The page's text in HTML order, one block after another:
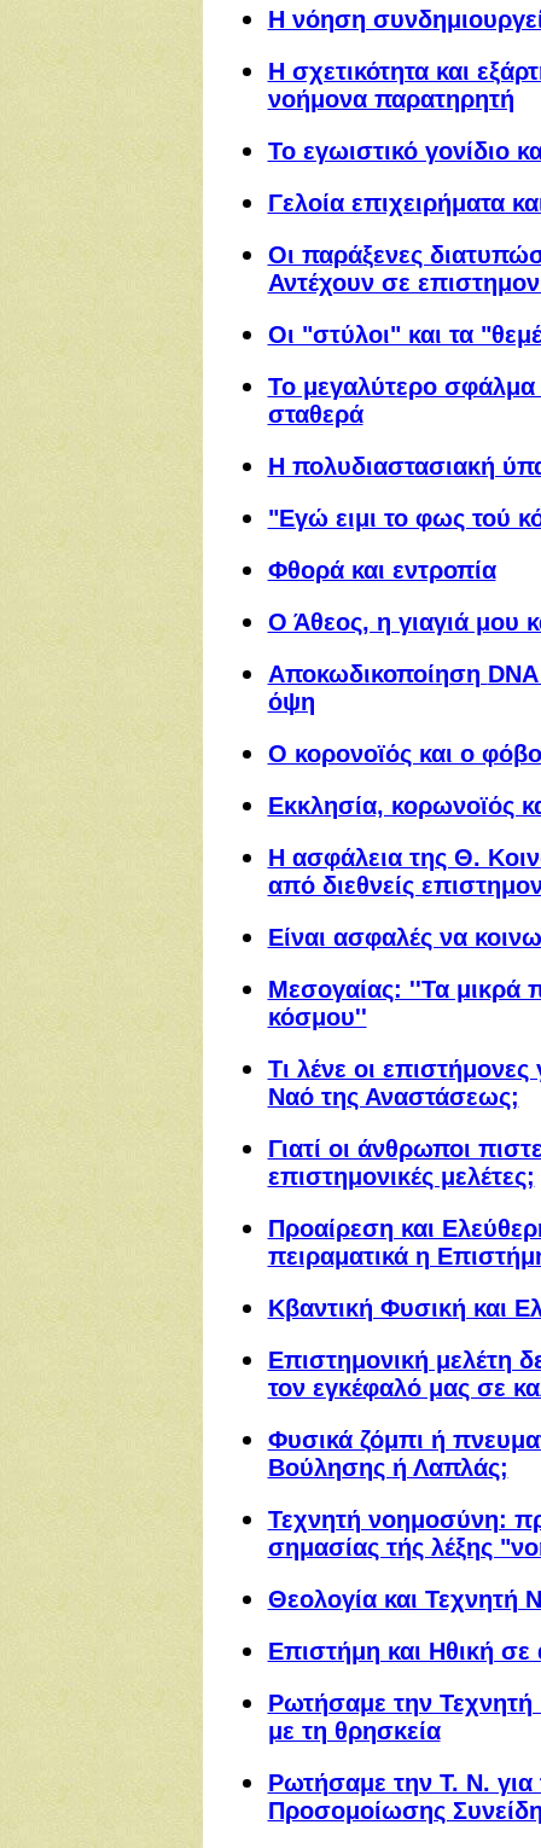
Η νόηση
Η σχετικότητα και
νοήμονα παρατηρητή
Το εγωιστικό γονίδιο
Γελοία επιχειρήματα
Οι παράξενες
Αντέχουν σε
Οι "στύλοι" και τα
Το μεγαλύτερο σφάλμα
σταθερά
Η πολυδιαστασιακή
"Εγώ ειμι το φως τού
Φθορά και εντροπία
Ο Άθεος, η γιαγιά μου
Αποκωδικοποίηση
όψη
Ο κορονοϊός και ο
Εκκλησία, κορωνοϊός
Η ασφάλεια της Θ.
από διεθνείς
Είναι ασφαλές να
Μεσογαίας: ''Τα μικρά
κόσμου''
Τι λένε οι
Ναό της Αναστάσεως;
Γιατί οι άνθρωποι
επιστημονικές μελέτες;
Προαίρεση και
πειραματικά η
Κβαντική Φυσική και
Επιστημονική μελέτη
τον εγκέφαλό μας σε
Φυσικά ζόμπι ή
Βούλησης ή Λαπλάς;
Τεχνητή νοημοσύνη:
σημασίας τής λέξης
Θεολογία και Τεχνητή
Επιστήμη και Ηθική
Ρωτήσαμε την
με τη θρησκεία
Ρωτήσαμε την Τ. Ν. για
Προσομοίωσης